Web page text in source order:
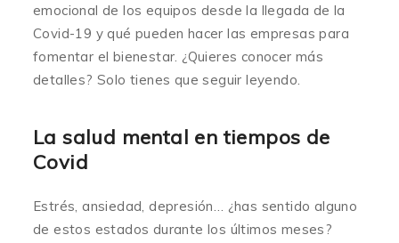
emocional de los equipos desde la llegada de la
Covid-19 y qué pueden hacer las empresas para
fomentar el bienestar. ¿Quieres conocer más
detalles? Solo tienes que seguir leyendo.
La salud mental en tiempos de
Covid
Estrés, ansiedad, depresión… ¿has sentido alguno
de estos estados durante los últimos meses?